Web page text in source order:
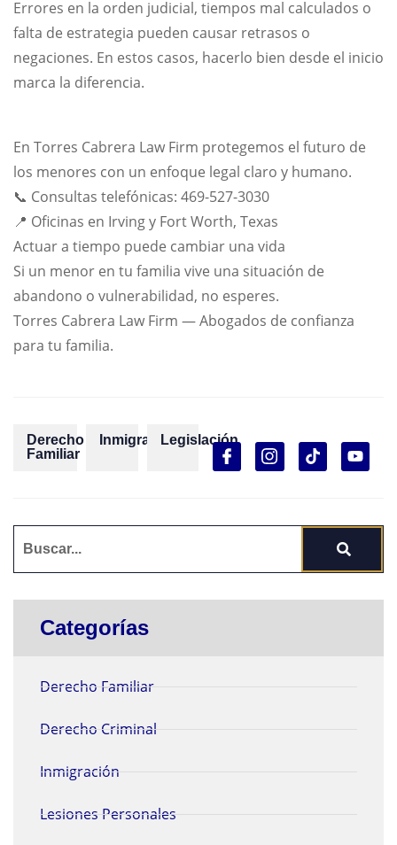
Errores en la orden judicial, tiempos mal calculados o
falta de estrategia pueden causar retrasos o
negaciones. En estos casos, hacerlo bien desde el inicio
marca la diferencia.
En Torres Cabrera Law Firm protegemos el futuro de
los menores con un enfoque legal claro y humano.
📞 Consultas telefónicas: 469-527-3030
📍 Oficinas en Irving y Fort Worth, Texas
Actuar a tiempo puede cambiar una vida
Si un menor en tu familia vive una situación de
abandono o vulnerabilidad, no esperes.
Torres Cabrera Law Firm — Abogados de confianza
para tu familia.
Derecho
Familiar
InmigraciónLegislación
Categorías
Derecho Familiar
Derecho Criminal
Inmigración
Lesiones Personales